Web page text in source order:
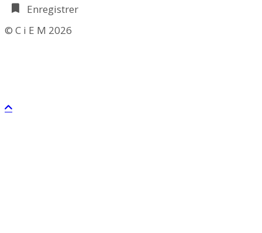
Enregistrer
© C i E M 2026